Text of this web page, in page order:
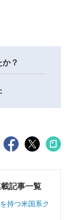
？
記事一覧
持つ米国系ク